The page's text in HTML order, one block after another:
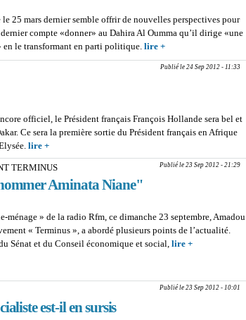
le 25 mars dernier semble offrir de nouvelles perspectives pour
compte «donner» au Dahira Al Oumma qu’il dirige «une
le transformant en parti politique. lire +
AL OUMA
CHANGE
lance en politique
Publié le 24 Sep 2012 - 11:33
officiel, le Président français François Hollande sera bel et
Ce sera la première sortie du Président français en Afrique
lire +
dans le jeu
Publié le 23 Sep 2012 - 21:29
TERMINUS
Aminata Niane"
ménage » de la radio Rfm, ce dimanche 23 septembre, Amadou
« Terminus », a abordé plusieurs points de l’actualité.
Sénat et du Conseil économique et social, lire +
DU
Publié le 23 Sep 2012 - 10:01
est-il en sursis